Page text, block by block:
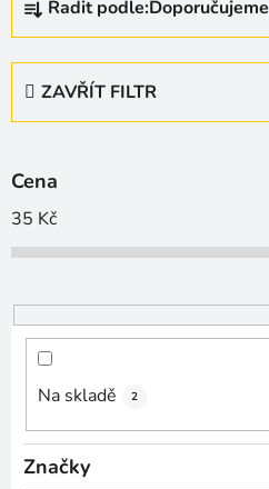
z
p
r
o
d
k
t
Řadit podle:Doporučujeme
ZAVŘÍT FILTR
Cena
35 Kč
Na skladě 2
Značky